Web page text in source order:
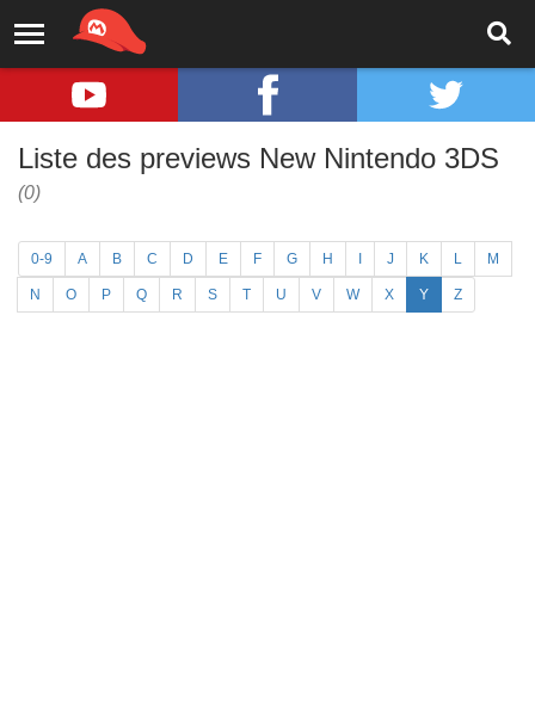
Liste des previews New Nintendo 3DS
(0)
0-9 A B C D E F G H J K L M
N O P Q R S T U V W X Y Z